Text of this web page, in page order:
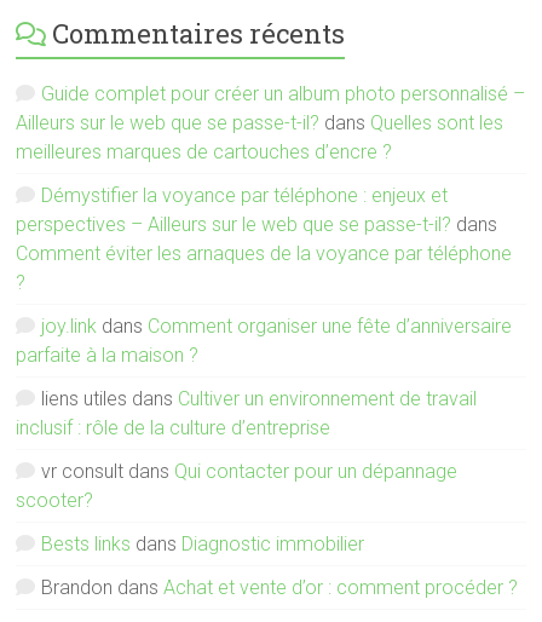
Commentaires récents
Guide complet pour créer un album photo personnalisé –
Ailleurs sur le web que se passe-t-il? dans Quelles sont les
meilleures marques de cartouches d’encre ?
Démystifier la voyance par téléphone : enjeux et
perspectives – Ailleurs sur le web que se passe-t-il? dans
Comment éviter les arnaques de la voyance par téléphone
?
joy.link dans Comment organiser une fête d’anniversaire
parfaite à la maison ?
liens utiles dans Cultiver un environnement de travail
inclusif : rôle de la culture d’entreprise
vr consult dans Qui contacter pour un dépannage
scooter?
Bests links dans Diagnostic immobilier
Brandon dansAchat et vente d’or : comment procéder ?